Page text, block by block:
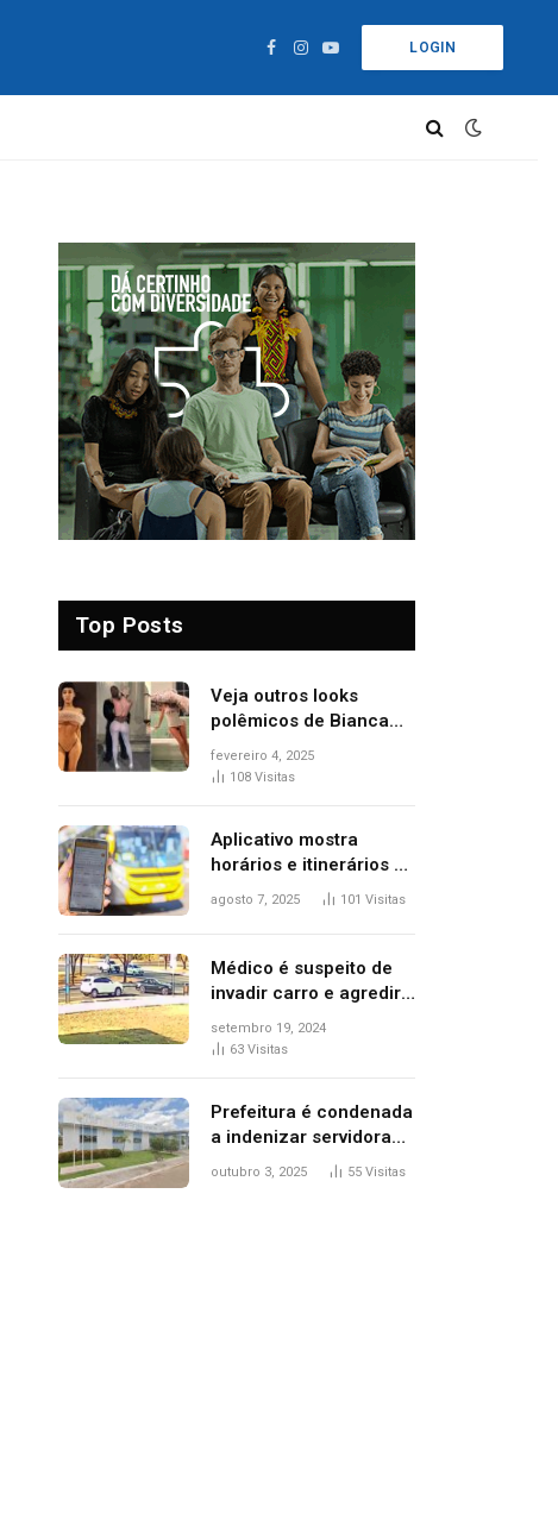
Facebook
Instagram
YouTube
LOGIN
Top Posts
Veja outros looks
polêmicos de Bianca
Censori, esposa de
Kanye West que
fevereiro 4, 2025
108 Visitas
Aplicativo mostra
horários e itinerários de
ônibus a usuários do
agosto 7, 2025 101 Visitas
Médico é suspeito de
invadir carro e agredir
delegado aposentado
durante confusão no
setembro 19, 2024
63 Visitas
Prefeitura é condenada
a indenizar servidora
temporária demitida
outubro 3, 2025 55 Visitas